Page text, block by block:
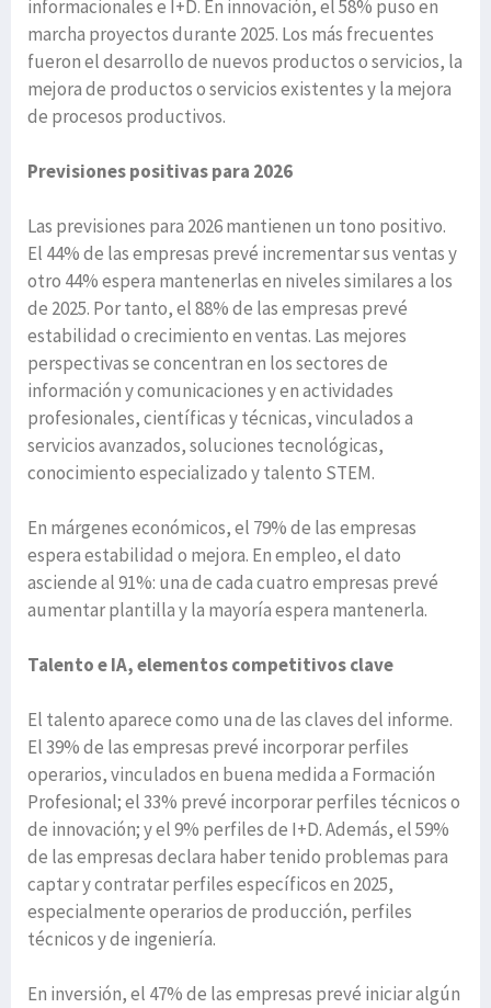
informacionales e I+D. En innovación, el 58% puso en
marcha proyectos durante 2025. Los más frecuentes
fueron el desarrollo de nuevos productos o servicios, la
mejora de productos o servicios existentes y la mejora
de procesos productivos.
Previsiones positivas para 2026
Las previsiones para 2026 mantienen un tono positivo.
El 44% de las empresas prevé incrementar sus ventas y
otro 44% espera mantenerlas en niveles similares a los
de 2025. Por tanto, el 88% de las empresas prevé
estabilidad o crecimiento en ventas. Las mejores
perspectivas se concentran en los sectores de
información y comunicaciones y en actividades
profesionales, científicas y técnicas, vinculados a
servicios avanzados, soluciones tecnológicas,
conocimiento especializado y talento STEM.
En márgenes económicos, el 79% de las empresas
espera estabilidad o mejora. En empleo, el dato
asciende al 91%: una de cada cuatro empresas prevé
aumentar plantilla y la mayoría espera mantenerla.
Talento e IA, elementos competitivos clave
El talento aparece como una de las claves del informe.
El 39% de las empresas prevé incorporar perfiles
operarios, vinculados en buena medida a Formación
Profesional; el 33% prevé incorporar perfiles técnicos o
de innovación; y el 9% perfiles de I+D. Además, el 59%
de las empresas declara haber tenido problemas para
captar y contratar perfiles específicos en 2025,
especialmente operarios de producción, perfiles
técnicos y de ingeniería.
En inversión, el 47% de las empresas prevé iniciar algún